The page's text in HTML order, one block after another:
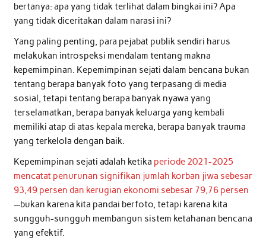
bertanya: apa yang tidak terlihat dalam bingkai ini? Apa
yang tidak diceritakan dalam narasi ini?
Yang paling penting, para pejabat publik sendiri harus
melakukan introspeksi mendalam tentang makna
kepemimpinan. Kepemimpinan sejati dalam bencana bukan
tentang berapa banyak foto yang terpasang di media
sosial, tetapi tentang berapa banyak nyawa yang
terselamatkan, berapa banyak keluarga yang kembali
memiliki atap di atas kepala mereka, berapa banyak trauma
yang terkelola dengan baik.
Kepemimpinan sejati adalah ketika periode 2021-2025
mencatat penurunan signifikan jumlah korban jiwa sebesar
93,49 persen dan kerugian ekonomi sebesar 79,76 persen
—bukan karena kita pandai berfoto, tetapi karena kita
sungguh-sungguh membangun sistem ketahanan bencana
yang efektif.